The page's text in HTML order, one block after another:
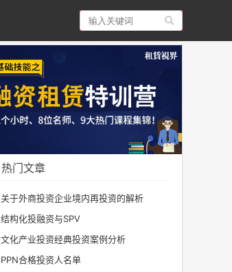
热门文章
关于外商投资企业境内再投资的解析
结构化投融资与SPV
文化产业投资经典投资案例分析
PPN合格投资人名单